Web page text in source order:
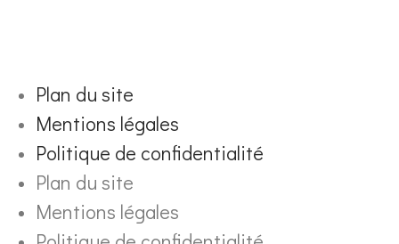
Plan du site
Mentions légales
Politique de confidentialité
Plan du site
Mentions légales